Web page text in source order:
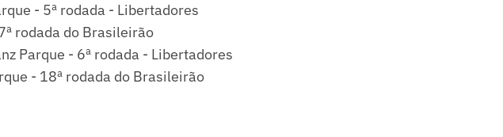
- 5ª rodada - Libertadores
rodada do Brasileirão
Parque - 6ª rodada - Libertadores
- 18ª rodada do Brasileirão